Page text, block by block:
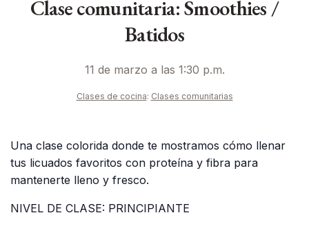
Clase comunitaria: Smoothies /
Batidos
11 de marzo a las 1:30 p.m.
Clases de cocina: Clases comunitarias
Una clase colorida donde te mostramos cómo llenar
tus licuados favoritos con proteína y fibra para
mantenerte lleno y fresco.
NIVEL DE CLASE: PRINCIPIANTE